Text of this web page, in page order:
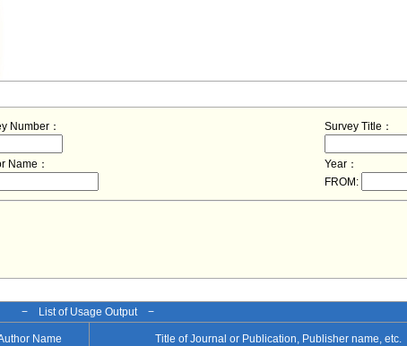
Number： Survey Title：
Name：
Year：
FROM:
− List of Usage Output −
Name Title of Journal or Publication, Publisher name, etc.